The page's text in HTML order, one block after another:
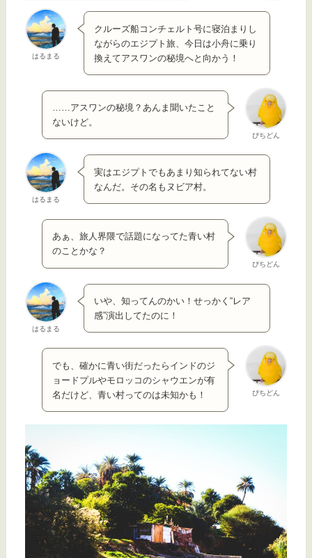
はるまる
クルーズ船コンチェルト号に寝泊まりし
ながらのエジプト旅、今日は小舟に乗り
換えてアスワンの秘境へと向かう！
ぴちどん
……アスワンの秘境？あんま聞いたこと
ないけど。
はるまる
実はエジプトでもあまり知られてない村
なんだ。その名もヌビア村。
ぴちどん
あぁ、旅人界隈で話題になってた青い村
のことかな？
はるまる
いや、知ってんのかい！せっかく“レア
感”演出してたのに！
ぴちどん
でも、確かに青い街だったらインドのジ
ョードプルやモロッコのシャウエンが有
名だけど、青い村ってのは未知かも！